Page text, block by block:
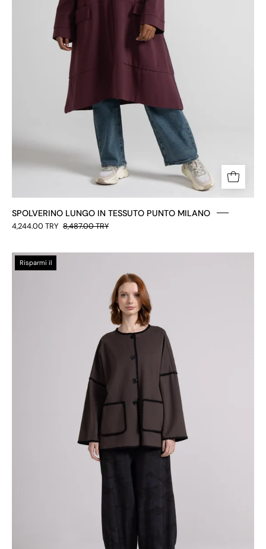
SPOLVERINO LUNGO IN TESSUTO PUNTO MILANO
4,244.00 TRY 8,487.00 TRY
SFODERATA
Risparmi il